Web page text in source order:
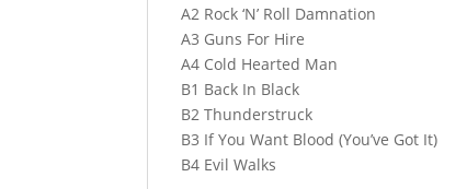
A2 Rock ‘N’ Roll Damnation
A3 Guns For Hire
A4 Cold Hearted Man
B1 Back In Black
B2 Thunderstruck
B3 If You Want Blood (You’ve Got It)
B4 Evil Walks